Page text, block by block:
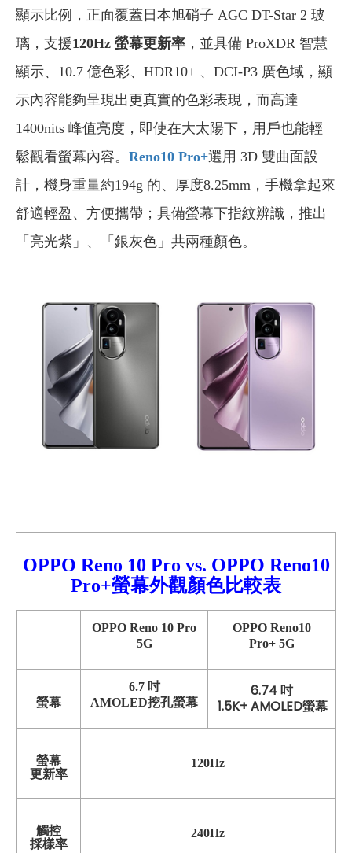
顯示比例，正面覆蓋日本旭硝子 AGC DT-Star 2 玻
璃，支援120Hz 螢幕更新率 ，並具備 ProXDR 智慧
顯示、10.7 億色彩、HDR10+ 、DCI-P3 廣色域，顯
示內容能夠呈現出更真實的色彩表現，而高達
1400nits 峰值亮度，即使在大太陽下，用戶也能輕
鬆觀看螢幕內容。 Reno10 Pro+選用 3D 雙曲面設
計，機身重量約194g 的、厚度8.25mm，手機拿起來
舒適輕盈、方便攜帶；具備螢幕下指紋辨識，推出
「亮光紫」、「銀灰色」共兩種顏色。
OPPO Reno 10 Pro vs. OPPO Reno10
Pro+螢幕外觀顏色比較表
OPPO Reno 10 Pro
5G
OPPO Reno10
Pro+ 5G
螢幕
6.7 吋
AMOLED挖孔螢幕
6.74 吋
1.5K+ AMOLED螢幕
螢幕
更新率
120Hz
觸控
採樣率
240Hz